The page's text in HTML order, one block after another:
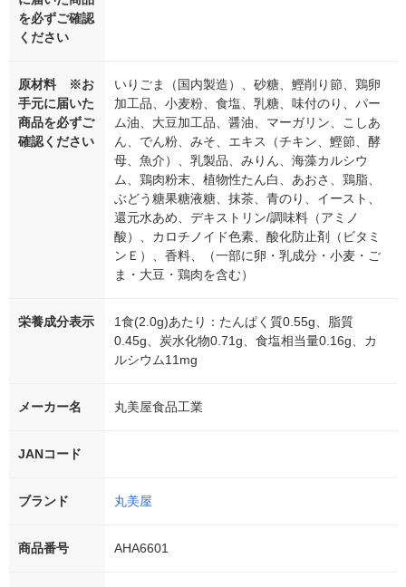
を必ずご確認
ください
原材料 ※お
手元に届いた
商品を必ずご
確認ください
いりごま（国内製造）、砂糖、鰹削り節、鶏卵
加工品、小麦粉、食塩、乳糖、味付のり、パー
ム油、大豆加工品、醤油、マーガリン、こしあ
ん、でん粉、みそ、エキス（チキン、鰹節、酵
母、魚介）、乳製品、みりん、海藻カルシウ
ム、鶏肉粉末、植物性たん白、あおさ、鶏脂、
ぶどう糖果糖液糖、抹茶、青のり、イースト、
還元水あめ、デキストリン/調味料（アミノ
酸）、カロチノイド色素、酸化防止剤（ビタミ
ンＥ）、香料、（一部に卵・乳成分・小麦・ご
ま・大豆・鶏肉を含む）
栄養成分表示
1食(2.0g)あたり：たんぱく質0.55g、脂質
0.45g、炭水化物0.71g、食塩相当量0.16g、カ
ルシウム11mg
メーカー名 丸美屋食品工業
JANコード
ブランド 丸美屋
商品番号 AHA6601